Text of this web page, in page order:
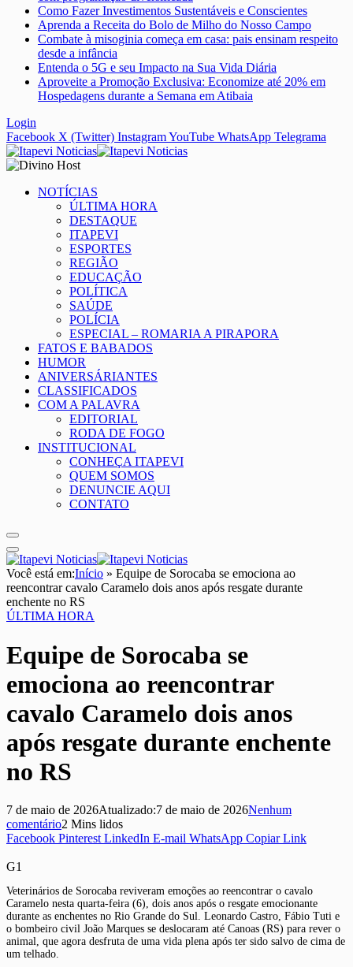
Como Fazer Investimentos Sustentáveis e Conscientes
Aprenda a Receita do Bolo de Milho do Nosso Campo
Combate à misoginia começa em casa: pais ensinam respeito
desde a infância
Entenda o 5G e seu Impacto na Sua Vida Diária
Aproveite a Promoção Exclusiva: Economize até 20% em
Hospedagens durante a Semana em Atibaia
Login
Facebook X (Twitter) InstagramYouTube WhatsApp Telegrama
NOTÍCIAS
ÚLTIMA HORA
DESTAQUE
ITAPEVI
ESPORTES
REGIÃO
EDUCAÇÃO
POLÍTICA
SAÚDE
POLÍCIA
ESPECIAL – ROMARIA A PIRAPORA
FATOS E BABADOS
HUMOR
ANIVERSÁRIANTES
CLASSIFICADOS
COM A PALAVRA
EDITORIAL
RODA DE FOGO
INSTITUCIONAL
CONHEÇA ITAPEVI
QUEM SOMOS
DENUNCIE AQUI
CONTATO
Você está em:Início » Equipe de Sorocaba se emociona ao
reencontrar cavalo Caramelo dois anos após resgate durante
enchente no RS
ÚLTIMA HORA
Equipe de Sorocaba se
emociona ao reencontrar
cavalo Caramelo dois anos
após resgate durante enchente
no RS
7 de maio de 2026Atualizado:7 de maio de 2026Nenhum
comentário2 Mins lidos
Facebook Pinterest LinkedIn E-mail WhatsApp Copiar Link
G1
Veterinários de Sorocaba reviveram emoções ao reencontrar o cavalo
Caramelo nesta quarta-feira (6), dois anos após o resgate emocionante
durante as enchentes no Rio Grande do Sul. Leonardo Castro, Fábio Tuti e
o bombeiro civil João Marques se deslocaram até Canoas (RS) para rever o
animal, que agora desfruta de uma vida plena após ter sido salvo de cima de
um telhado.